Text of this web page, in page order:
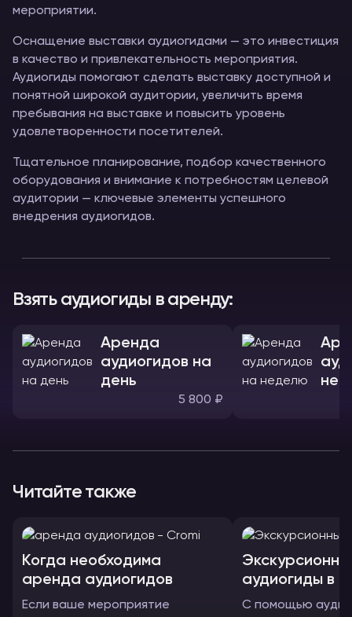
мероприятии.
Оснащение выставки аудиогидами — это инвестиция
в качество и привлекательность мероприятия.
Аудиогиды помогают сделать выставку доступной и
понятной широкой аудитории, увеличить время
пребывания на выставке и повысить уровень
удовлетворенности посетителей.
Тщательное планирование, подбор качественного
оборудования и внимание к потребностям целевой
аудитории — ключевые элементы успешного
внедрения аудиогидов.
Взять аудиогиды в аренду:
Аренда
аудиогидов на
день
5 800 ₽
Читайте также
Когда необходима
аренда аудиогидов
Если ваше мероприятие
аудиогиды в
С помощью